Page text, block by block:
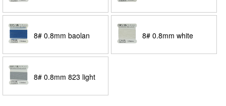
red
8# 0.8mm baolan 8# 0.8mm white
8# 0.8mm 823 light